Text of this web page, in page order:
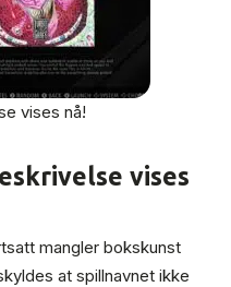
vises nå!
vises
mangler bokskunst
at spillnavnet ikke